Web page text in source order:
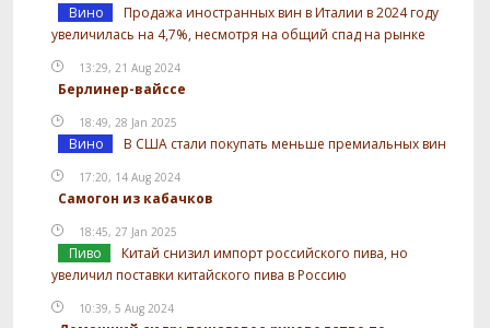
Вино
Продажа иностранных вин в Италии в 2024 году
увеличилась на 4,7%, несмотря на общий спад на рынке
13:29, 21 Aug 2024
Берлинер-вайссе
18:49, 28 Jan 2025
Вино В США стали покупать меньше премиальных вин
17:20, 14 Aug 2024
Самогон из кабачков
18:45, 27 Jan 2025
Пиво
Китай снизил импорт российского пива, но
увеличил поставки китайского пива в Россию
10:39, 5 Aug 2024